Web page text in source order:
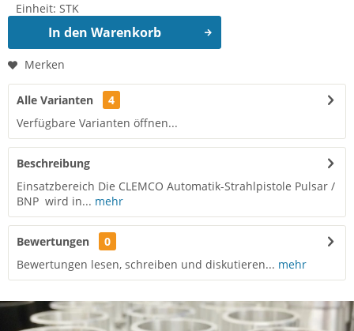
Einheit: STK
In den Warenkorb
Merken
Alle Varianten
4
Verfügbare Varianten öffnen...
Beschreibung
Einsatzbereich Die CLEMCO Automatik-Strahlpistole Pulsar /
BNP wird in... mehr
Bewertungen
0
Bewertungen lesen, schreiben und diskutieren... mehr